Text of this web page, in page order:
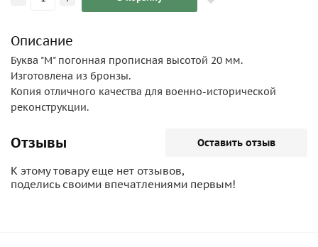
Описание
Буква "М" погонная прописная высотой 20 мм.
Изготовлена из бронзы.
Копия отличного качества для военно-исторической
реконструкции.
Отзывы Оставить отзыв
К этому товару еще нет отзывов,
поделись своими впечатлениями первым!